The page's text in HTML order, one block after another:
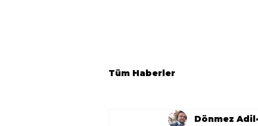
Tüm Haberler
Dönmez Adil